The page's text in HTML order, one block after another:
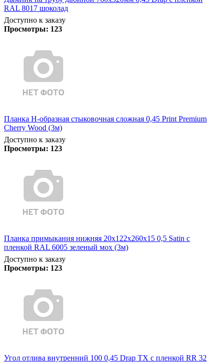
RAL 8017 шоколад
Доступно к заказу
Просмотры: 123
Планка Н-образная стыковочная сложная 0,45 Print Premium
Cherry Wood (3м)
Доступно к заказу
Просмотры: 123
Планка примыкания нижняя 20х122х260х15 0,5 Satin с
пленкой RAL 6005 зеленый мох (3м)
Доступно к заказу
Просмотры: 123
Угол отлива внутренний 100 0,45 Drap TX с пленкой RR 32